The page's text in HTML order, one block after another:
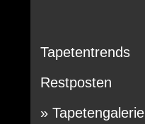
Tapetentrends
Restposten
» Tapetengalerie